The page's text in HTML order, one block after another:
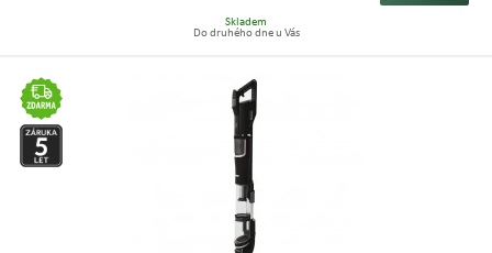
Skladem
Do druhého dne u Vás